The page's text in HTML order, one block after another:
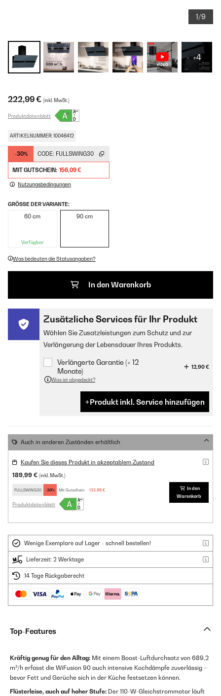
1/9
+4
222,99 € (inkl. MwSt.)
Produktdatenblatt
ARTIKELNUMMER: 10046412
-30% CODE: FULLSWING30
MIT GUTSCHEIN: 156,09 €
Nutzungsbedingungen
GRÖSSE DER VARIANTE:
60 cm
Verfügbar
90 cm
Was bedeuten die Statusangaben?
In den Warenkorb
Zusätzliche Services für Ihr Produkt
Wählen Sie Zusatzleistungen zum Schutz und zur
Verlängerung der Lebensdauer Ihres Produkts.
Verlängerte Garantie (+ 12
Monate)
12,90 €
Was ist abgedeckt?
Produkt inkl. Service hinzufügen
Auch in anderen Zuständen erhältlich
Kaufen Sie dieses Produkt in akzeptablem Zustand
189,99 € (inkl. MwSt.)
FULLSWING30 -30% Mit Gutschein: 132,99 €
Produktdatenblatt
In den
Warenkorb
Wenige Exemplare auf Lager - schnell bestellen!
Lieferzeit: 2 Werktage
14 Tage Rückgaberecht
Top-Features
Kräftig genug für den Alltag: Mit einem Boost-Luftdurchsatz von 689,2
m³/h erfasst die WiFusion 90 auch intensive Kochdämpfe zuverlässig –
bevor Fett und Gerüche sich in der Küche festsetzen können.
Flüsterleise, auch auf hoher Stufe: Der 110-W-Gleichstrommotor läuft